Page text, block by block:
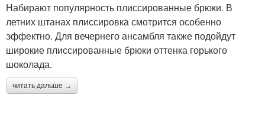
Набирают популярность плиссированные брюки. В
летних штанах плиссировка смотрится особенно
эффектно. Для вечернего ансамбля также подойдут
широкие плиссированные брюки оттенка горького
шоколада.
читать дальше →